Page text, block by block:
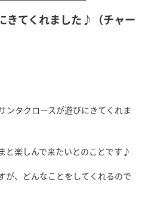
きてくれました♪（チャー
ンタクロースが遊びにきてくれま
と楽しんで来たいとのことです♪
が、どんなことをしてくれるので